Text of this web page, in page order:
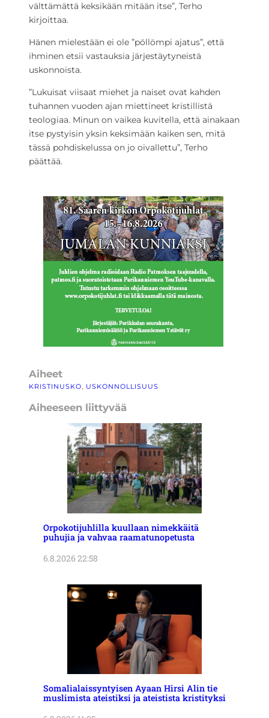
välttämättä keksikään mitään itse”, Terho
kirjoittaa.
Hänen mielestään ei ole ”pöllömpi ajatus”, että
ihminen etsii vastauksia järjestäytyneistä
uskonnoista.
”Lukuisat viisaat miehet ja naiset ovat kahden
tuhannen vuoden ajan miettineet kristillistä
teologiaa. Minun on vaikea kuvitella, että ainakaan
itse pystyisin yksin keksimään kaiken sen, mitä
tässä pohdiskelussa on jo oivallettu”, Terho
päättää.
Aiheet
KRISTINUSKO, USKONNOLLISUUS
Aiheeseen liittyvää
Orpokotijuhlilla kuullaan nimekkäitä
puhujia ja vahvaa raamatunopetusta
6.8.2026 22:58
Somalialaissyntyisen Ayaan Hirsi Alin tie
muslimista ateistiksi ja ateistista kristityksi